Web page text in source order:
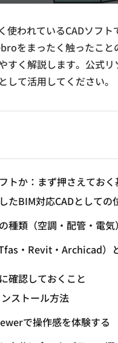
使われているCADソフ
をまったく触ったこ
すく解説します。公式
して活用してください。
トか：まず押さえてお
たBIM対応CADとしての
種類（空調・配管・電気）
・Revit・Archicad）
確認しておくこと
ストール方法
で操作感を体験する